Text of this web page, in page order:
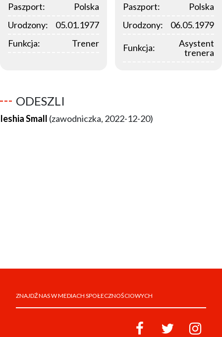
Paszport:
Polska
Urodzony:
05.01.1977
Funkcja:
Trener
Paszport:
Polska
Urodzony:
06.05.1979
Funkcja:
Asystent
trenera
ODESZLI
Ieshia Small (zawodniczka, 2022-12-20)
ZNAJDŹ NAS W MEDIACH SPOŁECZNOŚCIOWYCH